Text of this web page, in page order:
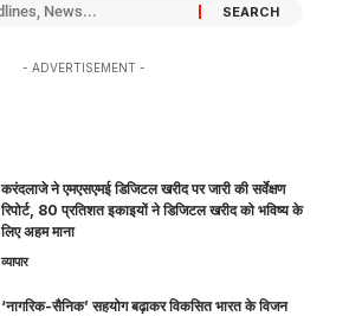
- ADVERTISEMENT -
करंदलाजे ने एमएसएमई डिजिटल खरीद पर जारी की सर्वेक्षण
रिपोर्ट, 80 प्रतिशत इकाइयों ने डिजिटल खरीद को भविष्य के
लिए अहम माना
व्यापार
‘नागरिक-सैनिक’ सहयोग बढ़ाकर विकसित भारत के विजन